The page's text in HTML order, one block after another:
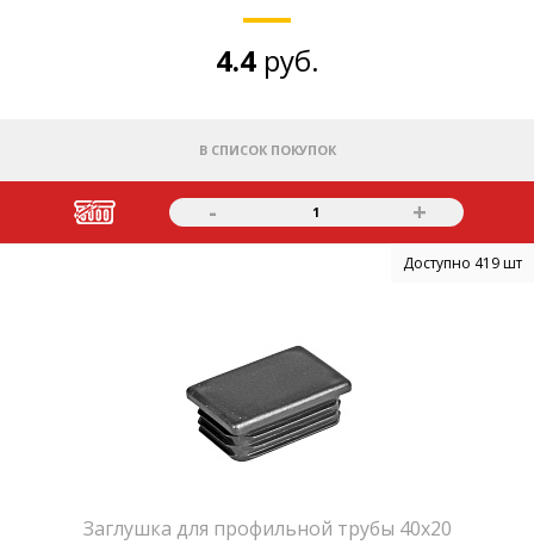
4.4 руб.
В СПИСОК ПОКУПОК
- 1 +
Доступно 419 шт
Заглушка для профильной трубы 40х20